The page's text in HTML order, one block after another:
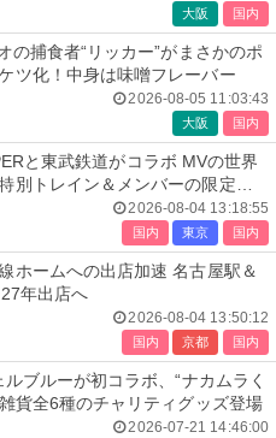
大阪 国内
の捕食者“リッカー”がまさかのポ
ツ化！中身は味噌フレーバー
2026-08-05 11:03:43
大阪 国内
と東武鉄道がコラボ MVの世界
別トレイン＆メンバーの限定ア
2026-08-04 13:18:55
国内 東京 国内
ホームへの出店加速 名古屋駅＆
年出店へ
2026-08-04 13:50:12
国内 京都 国内
ブルーが初コラボ、“ナカムラく
貨全6種のチャリティグッズ登場
2026-07-21 14:46:00